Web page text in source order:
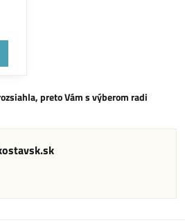
preto Vám s výberom radi